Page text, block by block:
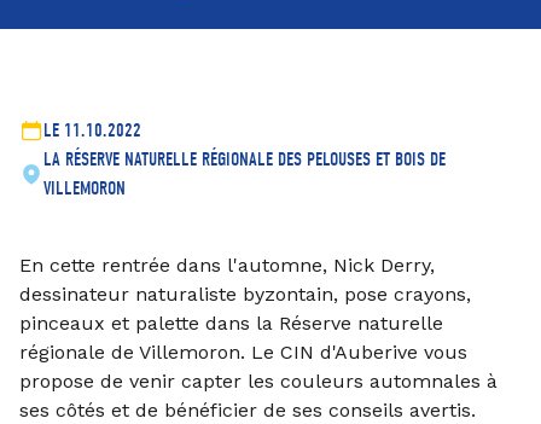
LE 11.10.2022
LA RÉSERVE NATURELLE RÉGIONALE DES PELOUSES ET BOIS DE
VILLEMORON
En cette rentrée dans l'automne, Nick Derry,
dessinateur naturaliste byzontain, pose crayons,
pinceaux et palette dans la Réserve naturelle
régionale de Villemoron. Le CIN d'Auberive vous
propose de venir capter les couleurs automnales à
ses côtés et de bénéficier de ses conseils avertis.